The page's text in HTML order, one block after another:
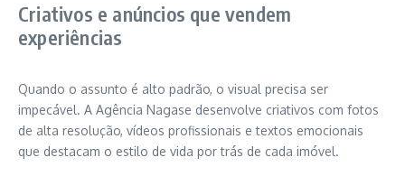
Criativos e anúncios que vendem
experiências
Quando o assunto é alto padrão, o visual precisa ser
impecável. A Agência Nagase desenvolve criativos com fotos
de alta resolução, vídeos profissionais e textos emocionais
que destacam o estilo de vida por trás de cada imóvel.